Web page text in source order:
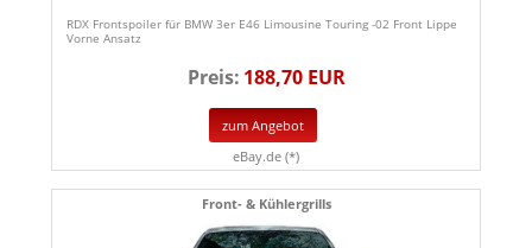
RDX Frontspoiler für BMW 3er E46 Limousine Touring -02 Front Lippe
Vorne Ansatz
Preis: 188,70 EUR
zum Angebot
eBay.de (*)
Front- & Kühlergrills